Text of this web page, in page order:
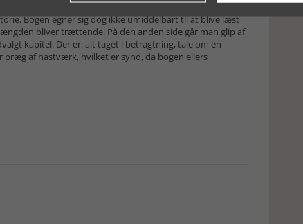
oplysninger om det forsvundne København i
Bogen egner sig dog ikke umiddelbart til at blive læst
bliver trættende. På den anden side går man glip af
kapitel. Der er, alt taget i betragtning, tale om en
af hastværk, hvilket er synd, da bogen ellers